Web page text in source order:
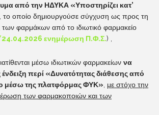
από την ΗΔΥΚΑ «Υποστηρίζει κατ’
, το οποίο δημιουργούσε σύγχυση ως προς τη
των φαρμάκων από το ιδιωτικό φαρμακείο
24.04.2026 ενημέρωση Π.Φ.Σ.) ,
μέσω ιδιωτικών φαρμακείων να
περί «Δυνατότητας διάθεσης από
μέσω της πλατφόρμας ΦΥΚ» με στόχο την
των φαρμακοποιών και των